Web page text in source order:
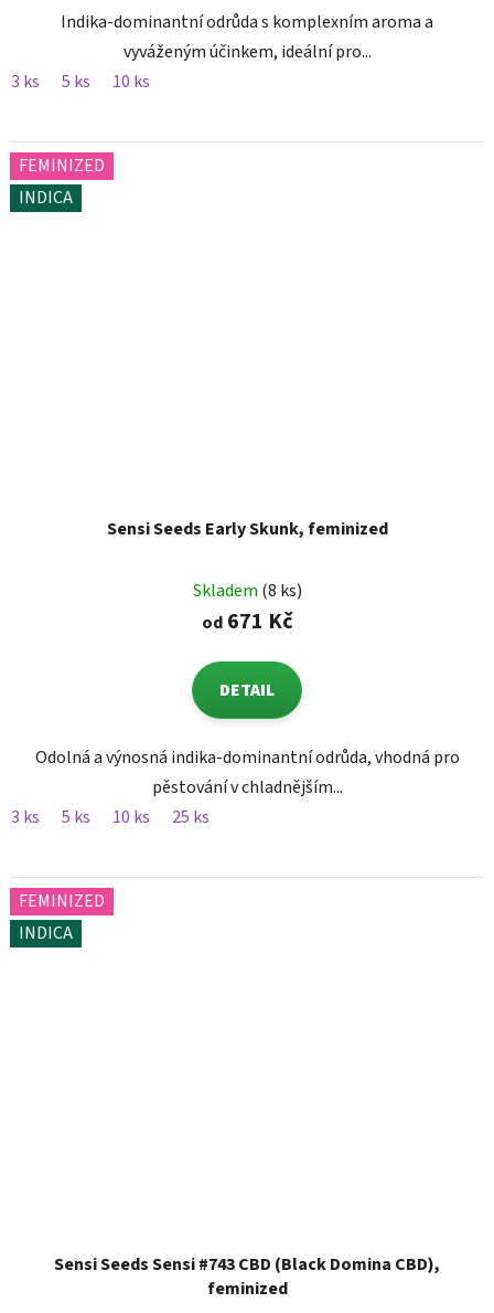
Indika-dominantní odrůda s komplexním aroma a
vyváženým účinkem, ideální pro...
3 ks
5 ks 10 ks
FEMINIZED
INDICA
Sensi Seeds Early Skunk, feminized
Skladem (8 ks)
od671 Kč
DETAIL
Odolná a výnosná indika-dominantní odrůda, vhodná pro
pěstování v chladnějším...
3 ks
5 ks 10 ks 25 ks
FEMINIZED
INDICA
Sensi Seeds Sensi #743 CBD (Black Domina CBD),
feminized